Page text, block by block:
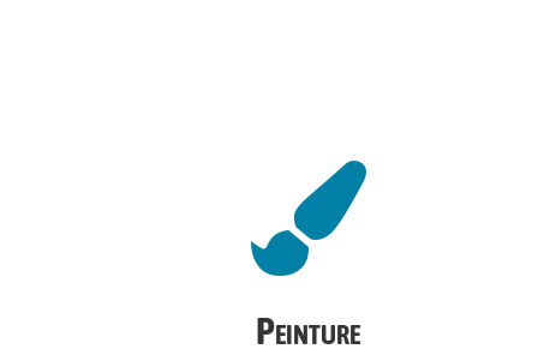

Peinture